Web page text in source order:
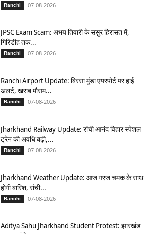
Ranchi 07-08-2026
JPSC Exam Scam: अभय तिवारी के ससुर हिरासत में,
गिरिडीह तक...
Ranchi 07-08-2026
Ranchi Airport Update: बिरसा मुंडा एयरपोर्ट पर हाई
अलर्ट, खराब मौसम...
Ranchi 07-08-2026
Jharkhand Railway Update: रांची आनंद विहार स्पेशल
ट्रेन की अवधि बढ़ी,...
Ranchi 07-08-2026
Jharkhand Weather Update: आज गरज चमक के साथ
होगी बारिश, रांची...
Ranchi 07-08-2026
Aditya Sahu Jharkhand Student Protest: झारखंड